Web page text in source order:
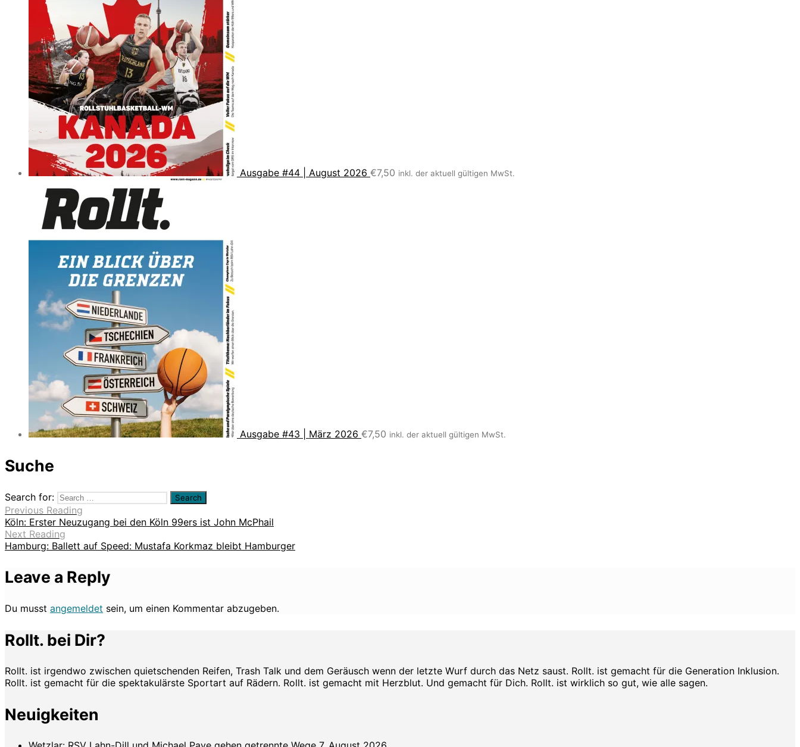
Ausgabe #44 | August 2026 €7,50 inkl. der aktuell gültigen MwSt.
Ausgabe #43 | März 2026 €7,50 inkl. der aktuell gültigen MwSt.
Suche
Search for:
Previous Reading
Köln: Erster Neuzugang bei den Köln 99ers ist John McPhail
Next Reading
Hamburg: Ballett auf Speed: Mustafa Korkmaz bleibt Hamburger
Leave a Reply
Du musst angemeldet sein, um einen Kommentar abzugeben.
Rollt. bei Dir?
Rollt. ist irgendwo zwischen quietschenden Reifen, Trash Talk und dem Geräusch wenn der letzte Wurf durch das Netz saust. Rollt. ist gemacht für die Generation Inklusion.
Rollt. ist gemacht für die spektakulärste Sportart auf Rädern. Rollt. ist gemacht mit Herzblut. Und gemacht für Dich. Rollt. ist wirklich so gut, wie alle sagen.
Neuigkeiten